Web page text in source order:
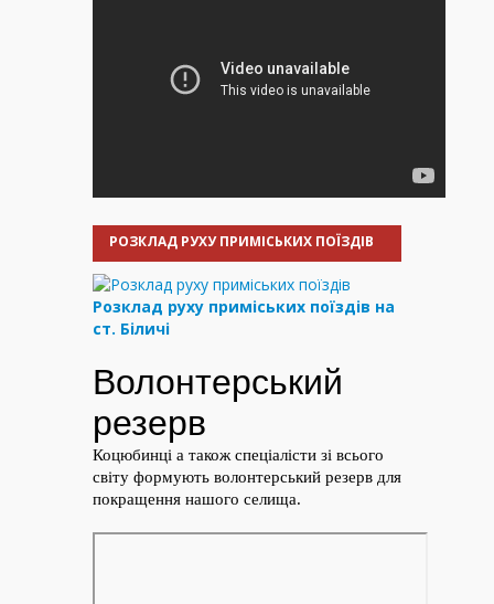
РОЗКЛАД РУХУ ПРИМІСЬКИХ ПОЇЗДІВ
Розклад руху приміських поїздів на
ст. Біличі